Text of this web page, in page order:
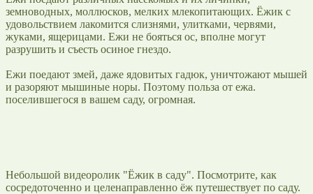
земноводных, моллюсков, мелких млекопитающих. Ёжик с
удовольствием лакомится слизнями, улитками, червями,
жуками, ящерицами. Ежи не бояться ос, вполне могут
разрушить и съесть осиное гнездо.
Ежи поедают змей, даже ядовитых гадюк, уничтожают мышей
и разоряют мышиные норы. Поэтому польза от ежа.
поселившегося в вашем саду, огромная.
Небольшой видеоролик "Ёжик в саду". Посмотрите, как
сосредоточенно и целенаправленно ёж путешествует по саду.